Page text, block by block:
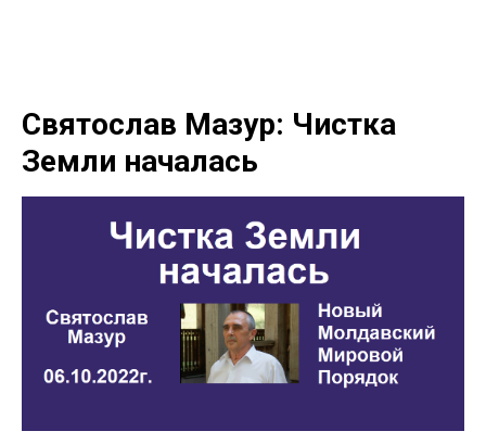
Святослав Мазур: Чистка
Земли началась